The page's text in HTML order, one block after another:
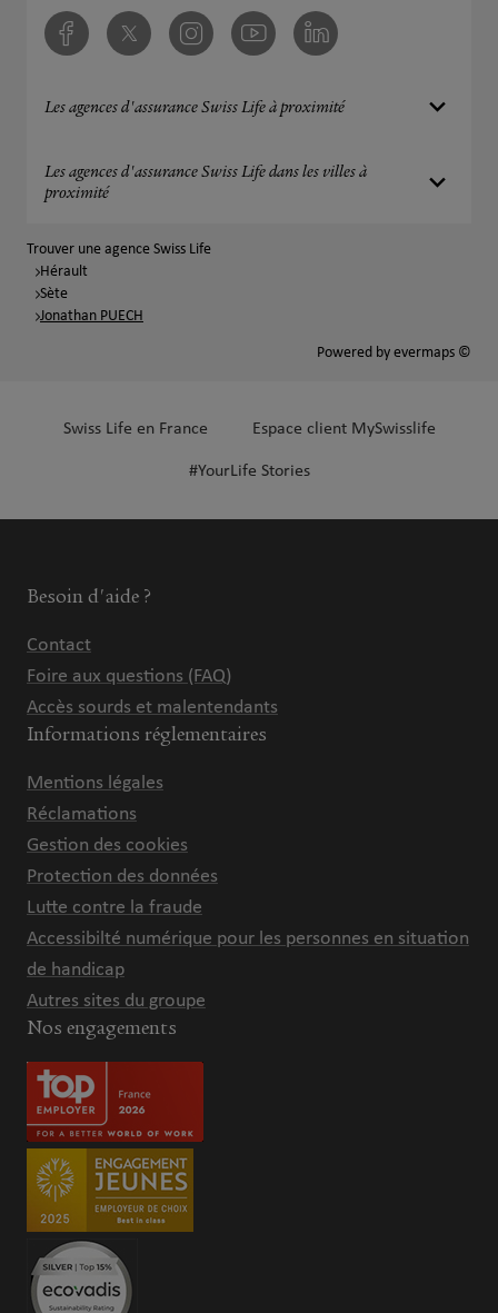
FacebookTwitter InstagramYoutube Linkedin
Les agences d'assurance Swiss Life à proximité
Les agences d'assurance Swiss Life dans les villes à
proximité
Trouver une agence Swiss Life
Hérault
Sète
Jonathan PUECH
Powered by evermaps ©
Swiss Life en France Espace client MySwisslife
#YourLife Stories
Besoin d'aide ?
Contact
Foire aux questions (FAQ)
Accès sourds et malentendants
Informations réglementaires
Mentions légales
Réclamations
Gestion des cookies
Protection des données
Lutte contre la fraude
Accessibilté numérique pour les personnes en situation
de handicap
Autres sites du groupe
Nos engagements